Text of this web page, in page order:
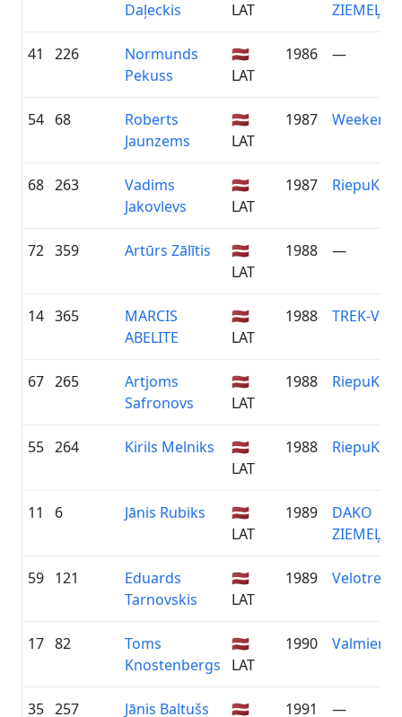
Daļeckis
LAT
41 226
Normunds
Pekuss
🇱🇻
LAT
1986 —
54 68
Roberts
Jaunzems
🇱🇻
LAT
1987 Weekend
68 263
Vadims
Jakovlevs
🇱🇻
LAT
1987
72 359 Artūrs Zālītis
🇱🇻
LAT
1988 —
14 365
MARCIS
ABELITE
🇱🇻
LAT
1988 TREK-
67 265
Artjoms
Safronovs
🇱🇻
LAT
1988
55 264 Kirils Melniks
🇱🇻
LAT
1988
11 6 Jānis Rubiks
🇱🇻
LAT
1989
DAKO
59 121
Eduards
Tarnovskis
🇱🇻
LAT
1989
17 82
Toms
Knostenbergs
🇱🇻
LAT
1990
35 257 Jānis Baltušs
🇱🇻
1991 —